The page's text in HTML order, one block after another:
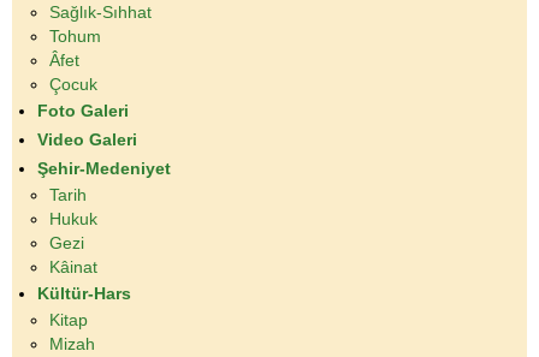
Sağlık-Sıhhat
Tohum
Âfet
Çocuk
Foto Galeri
Video Galeri
Şehir-Medeniyet
Tarih
Hukuk
Gezi
Kâinat
Kültür-Hars
Kitap
Mizah